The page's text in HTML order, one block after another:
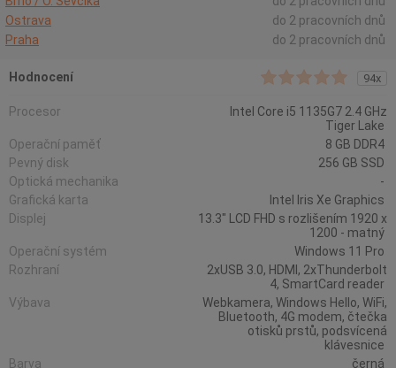
Ostrava
do 2 pracovních dnů
Praha
do 2 pracovních dnů
Hodnocení 94x
Procesor
Intel Core i5 1135G7 2.4 GHz
Tiger Lake
Operační paměť
8 GB DDR4
Pevný disk
256 GB SSD
Optická mechanika
-
Grafická karta
Intel Iris Xe Graphics
Displej
13.3" LCD FHD s rozlišením 1920 x
1200 - matný
Operační systém
Windows 11 Pro
Rozhraní
2xUSB 3.0, HDMI, 2xThunderbolt
4, SmartCard reader
Výbava
Webkamera, Windows Hello, WiFi,
Bluetooth, 4G modem, čtečka
otisků prstů, podsvícená
klávesnice
Barva
černá